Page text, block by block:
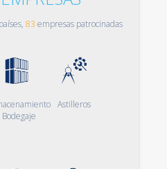
países, 83 empresas patrocinadas
Bodegaje
Astilleros